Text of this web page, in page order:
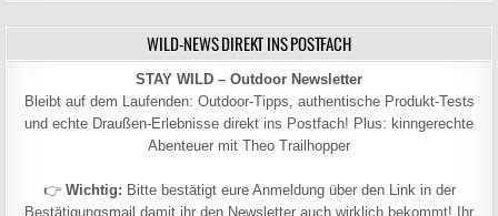
WILD-NEWS DIREKT INS POSTFACH
STAY WILD – Outdoor Newsletter
Bleibt auf dem Laufenden: Outdoor-Tipps, authentische Produkt-Tests
und echte Draußen-Erlebnisse direkt ins Postfach! Plus: kinngerechte
Abenteuer mit Theo Trailhopper
👉 Wichtig: Bitte bestätigt eure Anmeldung über den Link in der
Bestätigungsmail damit ihr den Newsletter auch wirklich bekommt! Ihr